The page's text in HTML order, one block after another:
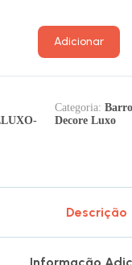
Adicionar
Categoria:
Decore Luxo
Descrição